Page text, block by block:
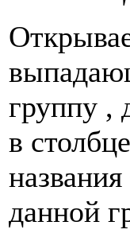
группу ,
в столбце
данной